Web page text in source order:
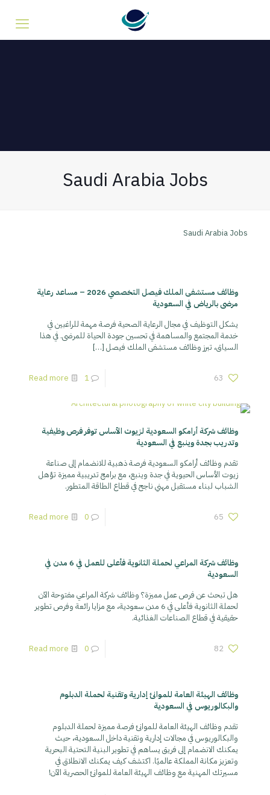
Saudi Arabia Jobs
Saudi Arabia Jobs
وظائف مستشفى الملك فيصل التخصصي 2026 – مساعد رعاية
مرضى بالرياض في السعودية
يشكل التوظيف في مجال الرعاية الصحية فرصة مهمة للراغبين في
خدمة المجتمع والمساهمة في تحسين جودة الحياة للمرضى. في هذا
السياق، تبرز وظائف مستشفى الملك فيصل […]
63
1
Read more
وظائف شركة أرامكو السعودية لزيوت الأساس توفر فرص وظيفية
وتدريب بجدة وينبع في السعودية
تقدم وظائف أرامكو السعودية فرصة ذهبية للانضمام إلى صناعة
زيوت الأساس الحيوية في جدة وينبع، مع برامج تدريبية مميزة تؤهل
الشباب لبناء مستقبل مهني ناجح في قطاع الطاقة المتطور.
65
0
Read more
وظائف شركة المراعي لحملة الثانوية فأعلى للعمل في 6 مدن في
السعودية
هل تبحث عن فرص عمل مميزة؟ وظائف شركة المراعي مفتوحة الآن
لحملة الثانوية فأعلى في 6 مدن سعودية، مع مزايا رائعة وفرص تطوير
حقيقية في قطاع الصناعات الغذائية.
82
0
Read more
وظائف الهيئة العامة للموانئ إدارية وتقنية لحملة الدبلوم
والبكالوريوس في السعودية
تقدم وظائف الهيئة العامة للموانئ فرصة مميزة لحملة الدبلوم
والبكالوريوس في مجالات إدارية وتقنية داخل السعودية، حيث
يمكنك الانضمام إلى فريق يساهم في تطوير البنية التحتية البحرية
وتعزيز مكانة المملكة عالميًا. اكتشف كيف يمكنك الانطلاق في
مسيرتك المهنية مع وظائف الهيئة العامة للموانئ الحصرية الآن!